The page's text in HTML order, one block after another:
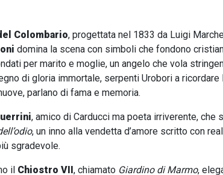
Colombario, progettata nel 1833 da Luigi
domina la scena con simboli che fondono
per marito e moglie, un angelo che vola
di gloria immortale, serpenti Urobori a ricordare
parlano di fama e memoria.
, amico di Carducci ma poeta irriverente, che
, un inno alla vendetta d’amore scritto con
sgradevole.
il Chiostro VII, chiamato Giardino di Marmo,